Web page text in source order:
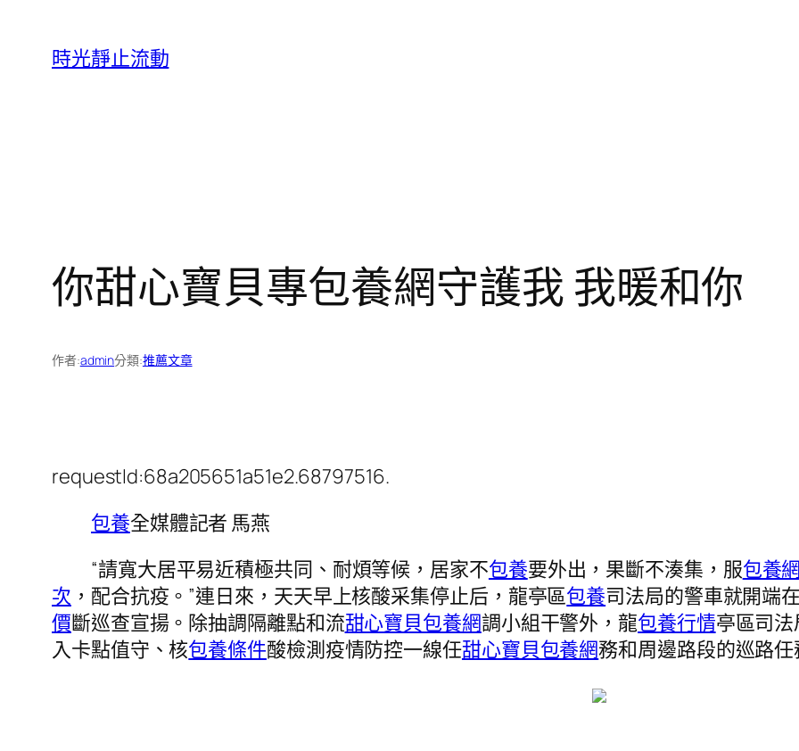
時光靜止流動
你甜心寶貝專包養網守護我 我暖和你
作者:admin分類:推薦文章
requestId:68a205651a51e2.68797516.
包養全媒體記者 馬燕
“請寬大居平易近積極共同、耐煩等候，居家不包養要外出，果斷不湊集，服包養
次 ，配合抗疫。”連日來，天天早上核酸采集停止后，龍亭區包養司法局的警車就開端
價斷巡查宣揚。除抽調隔離點和流甜心寶貝包養網調小組干警外，龍包養行情亭區司
入卡點值守、核包養條件酸檢測疫情防控一線任甜心寶貝包養網務和周邊路段的巡路